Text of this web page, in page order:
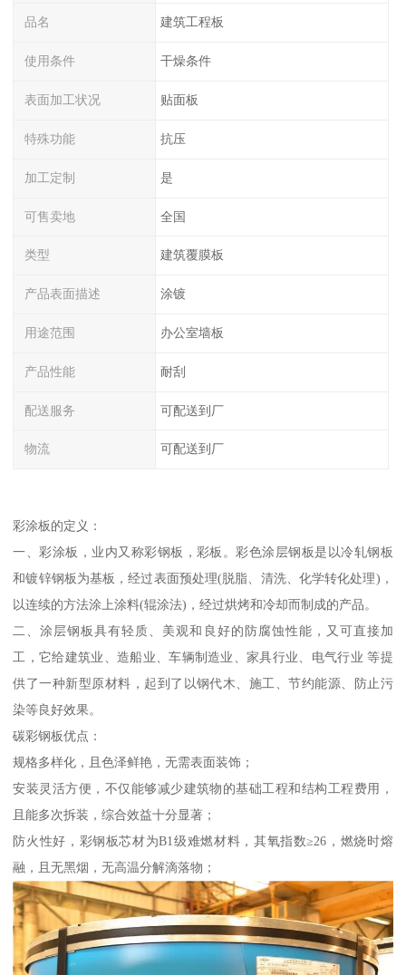
品名 建筑工程板
使用条件 干燥条件
表面加工状况 贴面板
特殊功能 抗压
加工定制 是
可售卖地 全国
类型 建筑覆膜板
产品表面描述 涂镀
用途范围 办公室墙板
产品性能 耐刮
配送服务 可配送到厂
物流 可配送到厂
彩涂板的定义：
一、彩涂板，业内又称彩钢板，彩板。彩色涂层钢板是以冷轧钢板
和镀锌钢板为基板，经过表面预处理(脱脂、清洗、化学转化处理)，
以连续的方法涂上涂料(辊涂法)，经过烘烤和冷却而制成的产品。
二、涂层钢板具有轻质、美观和良好的防腐蚀性能，又可直接加
工，它给建筑业、造船业、车辆制造业、家具行业、电气行业 等提
供了一种新型原材料，起到了以钢代木、施工、节约能源、防止污
染等良好效果。
碳彩钢板优点：
规格多样化，且色泽鲜艳，无需表面装饰；
安装灵活方便，不仅能够减少建筑物的基础工程和结构工程费用，
且能多次拆装，综合效益十分显著；
防火性好，彩钢板芯材为B1级难燃材料，其氧指数≥26，燃烧时熔
融，且无黑烟，无高温分解滴落物；